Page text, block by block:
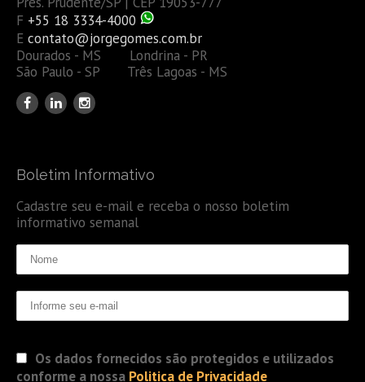
F +55 18 3334-4000
E contato@jorgegomes.com.br
Dourados - MS Londrina - PR
São Paulo - SP Três Lagoas - MS
Boletim Informativo
Cadastre seu e-mail e receba o nosso boletim
informativo semanal
Os dados fornecidos são protegidos e utilizados
conforme a nossa Politica de Privacidade